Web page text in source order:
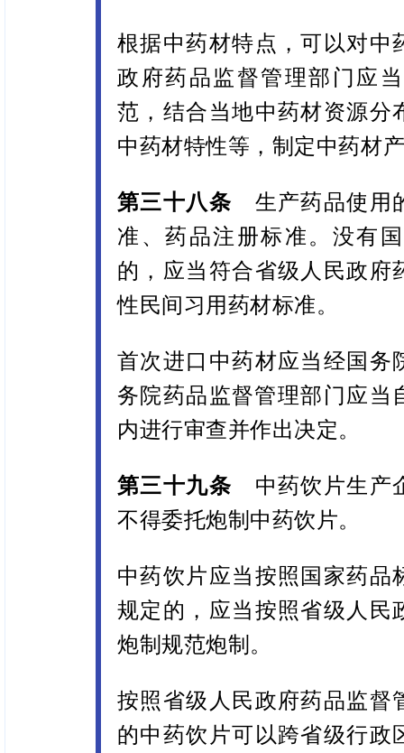
根据中药材特点，可以对中
政府药品监督管理部门应
范，结合当地中药材资源分
中药材特性等，制定中药材
第三十八条 生产药品使用
准、药品注册标准。没有
的，应当符合省级人民政府
性民间习用药材标准。
首次进口中药材应当经国务
务院药品监督管理部门应当
内进行审查并作出决定。
第三十九条 中药饮片生产
不得委托炮制中药饮片。
中药饮片应当按照国家药品
规定的，应当按照省级人民
炮制规范炮制。
按照省级人民政府药品监督
的中药饮片可以跨省级行政